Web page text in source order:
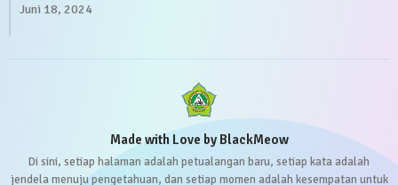
Juni 18, 2024
Made with Love by BlackMeow
Di sini, setiap halaman adalah petualangan baru, setiap kata adalah
jendela menuju pengetahuan, dan setiap momen adalah kesempatan untuk